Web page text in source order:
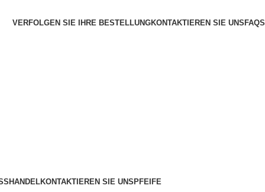
VERFOLGEN SIE IHRE BESTELLUNGKONTAKTIEREN SIE UNS FAQS
KONTAKTIEREN SIE UNS PFEIFE